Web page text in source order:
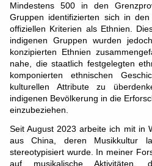
Mindestens 500 in den
Gruppen identifizierten sich in
offiziellen Kriterien als Ethnien.
indigenen Gruppen wurden
konzipierten Ethnien
nahe, die staatlich festgelegten
komponierten ethnischen
kulturellen Attribute zu
indigenen Bevölkerung in die
einzubeziehen.
Seit August 2023 arbeite ich mit in
aus China, deren Musikkultur
stereotypisiert wurde. In meiner
auf musikalische